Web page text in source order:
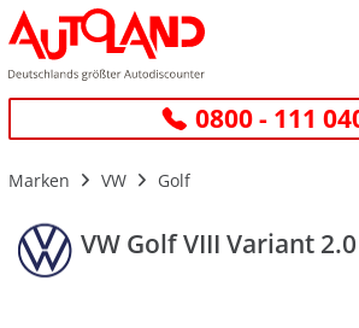
0800 - 111
Marken VW Golf
VW Golf VIII Variant